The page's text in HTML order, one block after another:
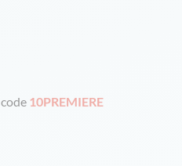
10PREMIERE